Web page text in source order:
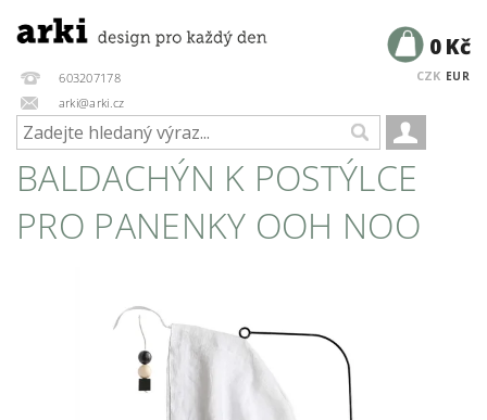
603207178
arki@arki.cz
CZK EUR
0 Kč
BALDACHÝN K POSTÝLCE
PRO PANENKY OOH NOO